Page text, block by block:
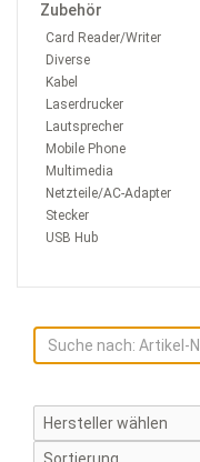
Zubehör
Card Reader/Writer
Diverse
Kabel
Laserdrucker
Lautsprecher
Mobile Phone
Multimedia
Netzteile/AC-Adapter
Stecker
USB Hub